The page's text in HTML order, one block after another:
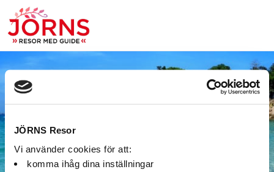
JÖRNS Resor
Vi använder cookies för att:
komma ihåg dina inställningar
Bokning: